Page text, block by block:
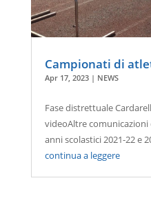
Campionati di
Apr 17, 2023| NEWS
Fase distrettuale
videoAltre
anni scolastici 2021-22 e
continua a leggere